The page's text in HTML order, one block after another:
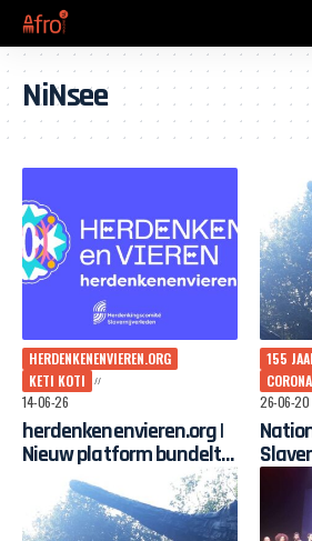
NiNsee
HERDENKENENVIEREN.ORG
KETI KOTI
14-06-26
herdenkenenvieren.org |
Nieuw platform bundelt
herdenkingen en
vieringen rond
slavernijverleden
155
CORONA
26-06-20